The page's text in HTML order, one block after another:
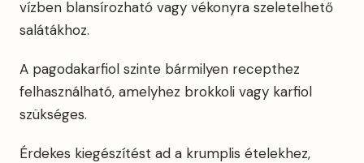
vízben blansírozható vagy vékonyra szeletelhető
salátákhoz.
A pagodakarfiol szinte bármilyen recepthez
felhasználható, amelyhez brokkoli vagy karfiol
szükséges.
Érdekes kiegészítést ad a krumplis ételekhez,